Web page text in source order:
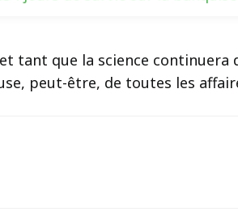
tant que la science
peut-être, de toutes les